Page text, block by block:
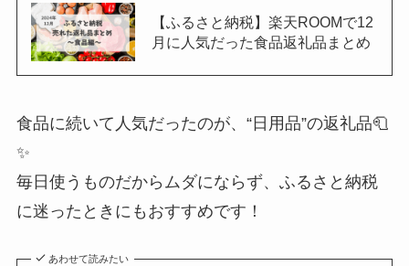
【ふるさと納税】楽天ROOMで12
月に人気だった食品返礼品まとめ
食品に続いて人気だったのが、“日用品”の返礼品🧻
✨
毎日使うものだからムダにならず、ふるさと納税
に迷ったときにもおすすめです！
あわせて読みたい